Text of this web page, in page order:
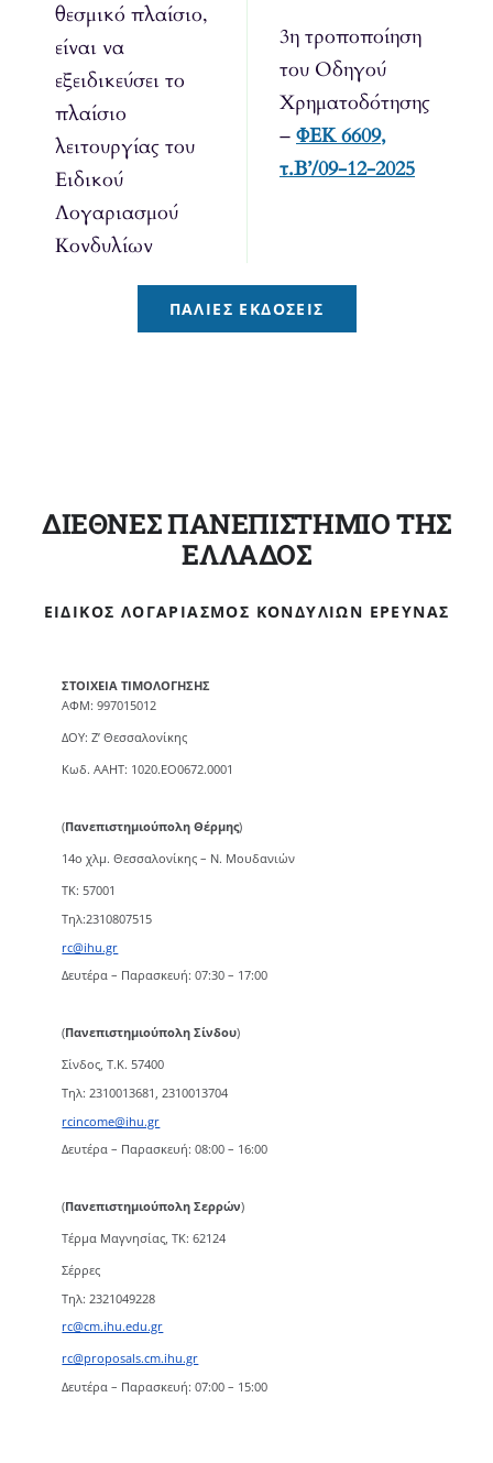
θεσμικό πλαίσιο,
είναι να
εξειδικεύσει το
πλαίσιο
λειτουργίας του
Ειδικού
Λογαριασμού
Κονδυλίων
3η τροποποίηση
του Οδηγού
Χρηματοδότησης
– ΦΕΚ 6609,
τ.Β’/09-12-2025
ΠΑΛΙΈΣ ΕΚΔΌΣΕΙΣ
ΔΙΕΘΝΕΣ ΠΑΝΕΠΙΣΤΗΜΙΟ ΤΗΣ
ΕΛΛΑΔΟΣ
ΕΙΔΙΚΌΣ ΛΟΓΑΡΙΑΣΜΌΣ ΚΟΝΔΥΛΊΩΝ ΈΡΕΥΝΑΣ
ΣΤΟΙΧΕΙΑ ΤΙΜΟΛΟΓΗΣΗΣ
ΑΦΜ: 997015012
ΔΟΥ: Ζ’ Θεσσαλονίκης
Κωδ. ΑΑΗΤ: 1020.ΕΟ0672.0001
(Πανεπιστημιούπολη Θέρμης)
14ο χλμ. Θεσσαλονίκης – Ν. Μουδανιών
TK: 57001
Τηλ:2310807515
rc@ihu.gr
Δευτέρα – Παρασκευή: 07:30 – 17:00
(Πανεπιστημιούπολη Σίνδου)
Σίνδος, Τ.Κ. 57400
Τηλ: 2310013681, 2310013704
rcincome@ihu.gr
Δευτέρα – Παρασκευή: 08:00 – 16:00
(Πανεπιστημιούπολη Σερρών)
Τέρμα Μαγνησίας, ΤΚ: 62124
Σέρρες
Τηλ: 2321049228
rc@cm.ihu.edu.gr
rc@proposals.cm.ihu.gr
Δευτέρα – Παρασκευή: 07:00 – 15:00